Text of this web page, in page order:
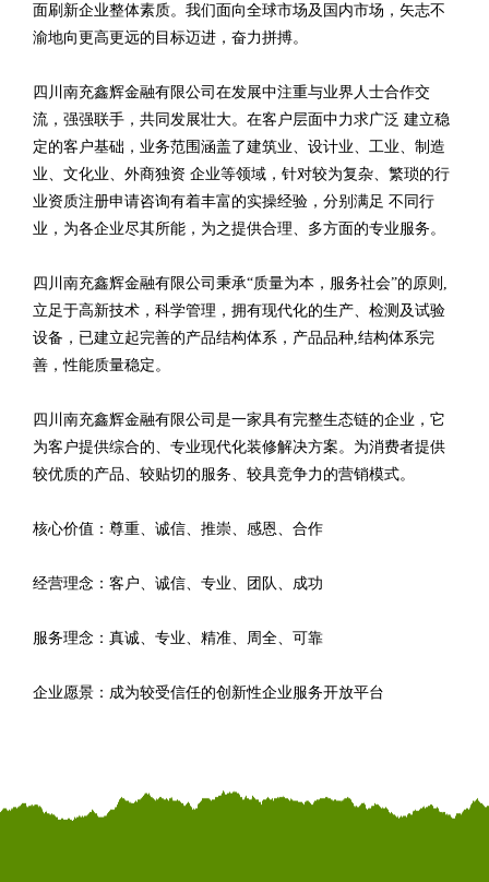
面刷新企业整体素质。我们面向全球市场及国内市场，矢志不
渝地向更高更远的目标迈进，奋力拼搏。
四川南充鑫辉金融有限公司在发展中注重与业界人士合作交
流，强强联手，共同发展壮大。在客户层面中力求广泛 建立稳
定的客户基础，业务范围涵盖了建筑业、设计业、工业、制造
业、文化业、外商独资 企业等领域，针对较为复杂、繁琐的行
业资质注册申请咨询有着丰富的实操经验，分别满足 不同行
业，为各企业尽其所能，为之提供合理、多方面的专业服务。
四川南充鑫辉金融有限公司秉承“质量为本，服务社会”的原则,
立足于高新技术，科学管理，拥有现代化的生产、检测及试验
设备，已建立起完善的产品结构体系，产品品种,结构体系完
善，性能质量稳定。
四川南充鑫辉金融有限公司是一家具有完整生态链的企业，它
为客户提供综合的、专业现代化装修解决方案。为消费者提供
较优质的产品、较贴切的服务、较具竞争力的营销模式。
核心价值：尊重、诚信、推崇、感恩、合作
经营理念：客户、诚信、专业、团队、成功
服务理念：真诚、专业、精准、周全、可靠
企业愿景：成为较受信任的创新性企业服务开放平台